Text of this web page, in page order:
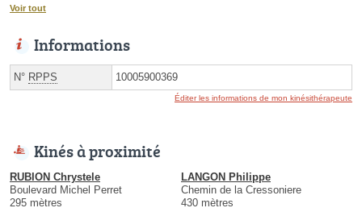
Voir tout
Informations
N° RPPS 10005900369
Éditer les informations de mon kinésithérapeute
Kinés à proximité
RUBION Chrystele
Boulevard Michel Perret
295 mètres
LANGON Philippe
Chemin de la Cressoniere
430 mètres